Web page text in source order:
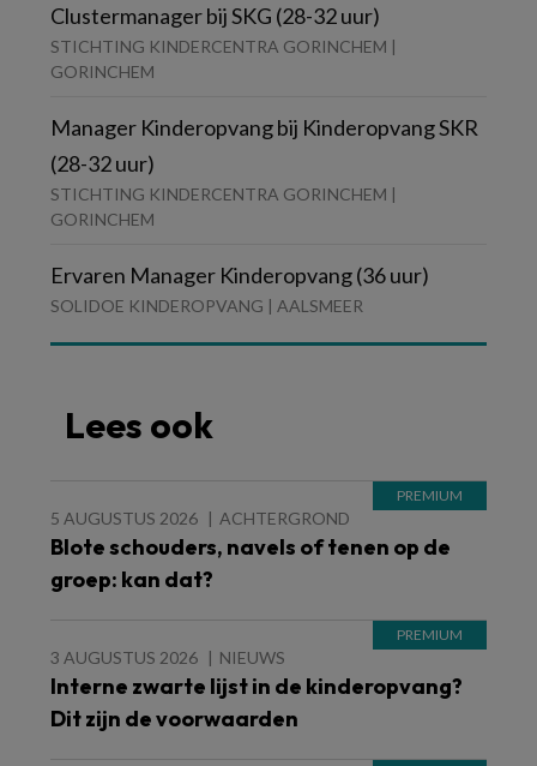
Clustermanager bij SKG (28-32 uur)
STICHTING KINDERCENTRA GORINCHEM |
GORINCHEM
Manager Kinderopvang bij Kinderopvang SKR
(28-32 uur)
STICHTING KINDERCENTRA GORINCHEM |
GORINCHEM
Ervaren Manager Kinderopvang (36 uur)
SOLIDOE KINDEROPVANG | AALSMEER
Lees ook
5 AUGUSTUS 2026 ACHTERGROND
Blote schouders, navels of tenen op de
groep: kan dat?
3 AUGUSTUS 2026 NIEUWS
Interne zwarte lijst in de kinderopvang?
Dit zijn de voorwaarden